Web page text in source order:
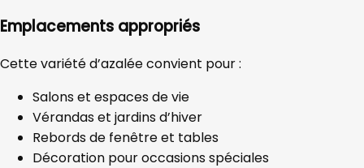
Emplacements appropriés
Cette variété d’azalée convient pour :
Salons et espaces de vie
Vérandas et jardins d’hiver
Rebords de fenêtre et tables
Décoration pour occasions spéciales